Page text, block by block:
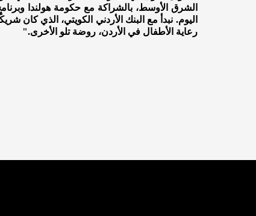
الشرق الأوسط، بالشراكة مع حكومة هولندا
اليوم. نبدأ مع البنك الأردني الكويتي، الذي كان
رعاية الأطفال في الأردن، روضة تلو الأخرى."